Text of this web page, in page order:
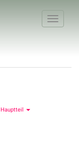
Toggle
Hauptteil